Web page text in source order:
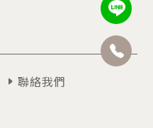
聯絡我們